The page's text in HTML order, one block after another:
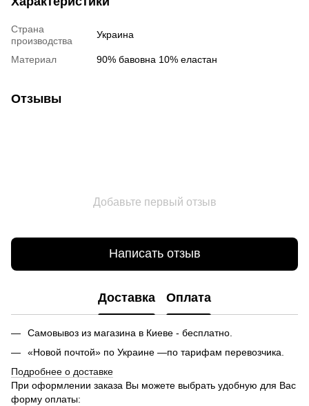
Страна
производства
Украина
Материал 90% бавовна 10% еластан
Отзывы
Добавьте первый отзыв
Написать отзыв
Доставка Оплата
Самовывоз из магазина в Киеве - бесплатно.
«Новой почтой» по Украине —по тарифам перевозчика.
Подробнее о доставке
При оформлении заказа Вы можете выбрать удобную для Вас
форму оплаты: